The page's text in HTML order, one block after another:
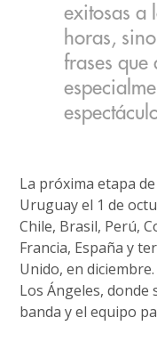
exitosas a
horas,
frases que
La próxima etapa
Uruguay el 1 de
Chile, Brasil, Perú,
Francia, España y
Unido, en
Los Ángeles, donde
banda y el equipo